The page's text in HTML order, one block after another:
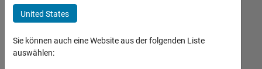
Education Sales
Inside Sales
Marketing Communications
Business Model Team
+5
United States
Sie können auch eine Website aus der folgenden Liste
auswählen: